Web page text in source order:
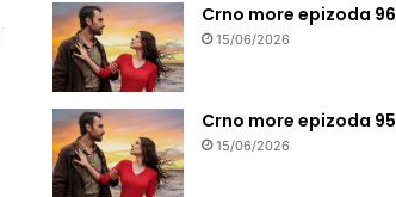
Crno more epizoda 96
15/06/2026
Crno more epizoda 95
15/06/2026